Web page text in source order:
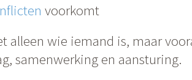
voorkomt
alleen wie iemand is, maar
samenwerking en aansturing.